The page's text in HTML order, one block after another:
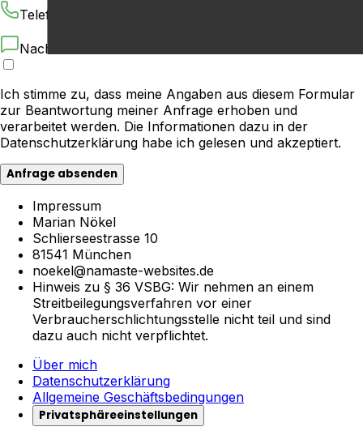
Telefonnummer
Nachricht
Ich stimme zu, dass meine Angaben aus diesem Formular
zur Beantwortung meiner Anfrage erhoben und
verarbeitet werden. Die Informationen dazu in der
Datenschutzerklärung habe ich gelesen und akzeptiert.
Anfrage absenden
Impressum
Marian Nökel
Schlierseestrasse 10
81541 München
noekel@namaste-websites.de
Hinweis zu § 36 VSBG: Wir nehmen an einem
Streitbeilegungsverfahren vor einer
Verbraucherschlichtungsstelle nicht teil und sind
dazu auch nicht verpflichtet.
Über mich
Datenschutzerklärung
Allgemeine Geschäftsbedingungen
Privatsphäreeinstellungen